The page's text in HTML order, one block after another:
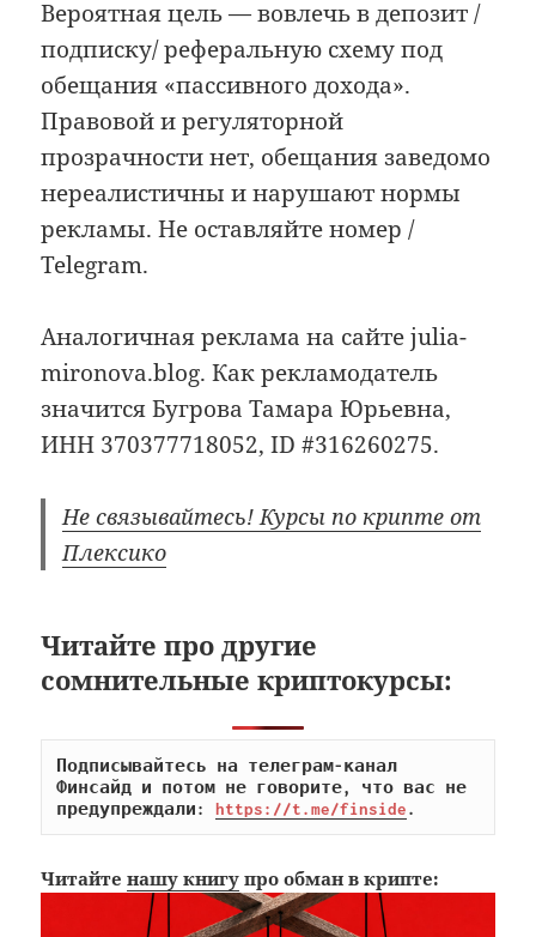
Вероятная цель — вовлечь в депозит /
подписку/ реферальную схему под
обещания «пассивного дохода».
Правовой и регуляторной
прозрачности нет, обещания заведомо
нереалистичны и нарушают нормы
рекламы. Не оставляйте номер /
Telegram.
Аналогичная реклама на сайте julia-
mironova.blog. Как рекламодатель
значится Бугрова Тамара Юрьевна,
ИНН 370377718052, ID #316260275.
Не связывайтесь! Курсы по крипте от
Плексико
Читайте про другие
сомнительные криптокурсы:
Подписывайтесь на телеграм-канал
Финсайд и потом не говорите, что вас не
предупреждали: https://t.me/finside.
Читайтенашу книгу про обман в крипте: